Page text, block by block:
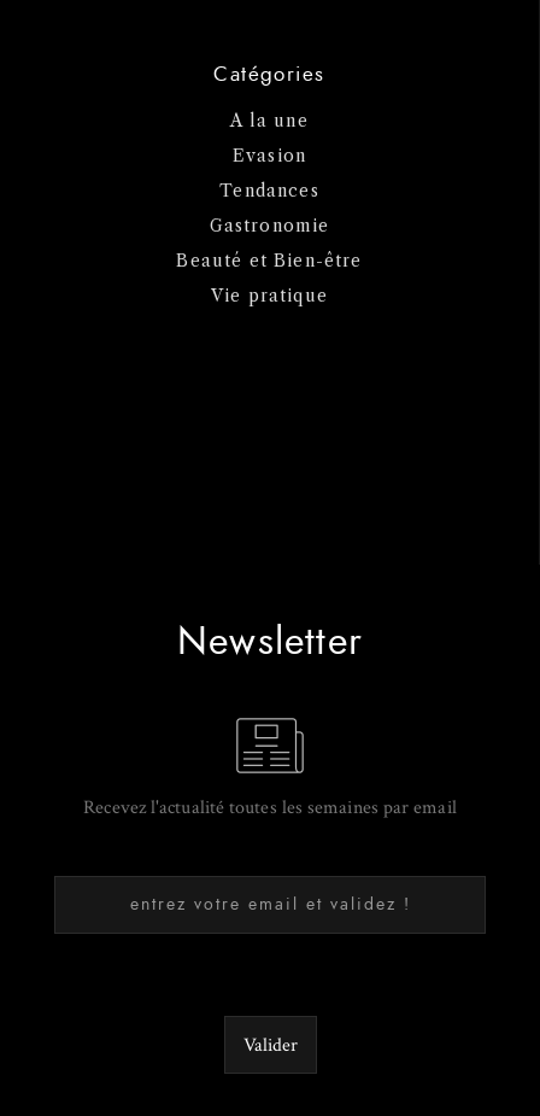
Catégories
A la une
Evasion
Tendances
Gastronomie
Beauté et Bien-être
Vie pratique
Newsletter
Recevez l'actualité toutes les semaines par email